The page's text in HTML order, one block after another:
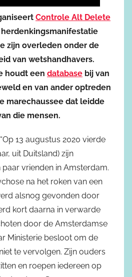
Controle Alt Delete
zijn overleden onder de
van wetshandhavers.
houdt een database bij van
en van ander optreden
marechaussee dat leidde
die mensen.
13 augustus 2020 vierde
uit Duitsland) zijn
vrienden in Amsterdam.
na het roken van een
alsnog gevonden door
kort daarna in verwarde
door de Amsterdamse
Ministerie besloot om de
te vervolgen. Zijn ouders
en roepen iedereen op